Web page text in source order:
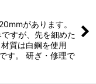
があります。
すが、先を細めた
質は白鋼を使用
す。 研ぎ・修理で